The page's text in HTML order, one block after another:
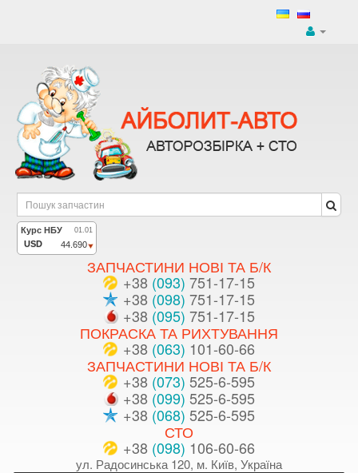
ЗАПЧАСТИНИ НОВІ ТА Б/К
+38 (093) 751-17-15
+38 (098) 751-17-15
+38 (095) 751-17-15
ПОКРАСКА ТА РИХТУВАННЯ
+38 (063) 101-60-66
ЗАПЧАСТИНИ НОВІ ТА Б/К
+38 (073) 525-6-595
+38 (099) 525-6-595
+38 (068) 525-6-595
СТО
+38 (098) 106-60-66
ул. Радосинська 120, м. Київ, Україна